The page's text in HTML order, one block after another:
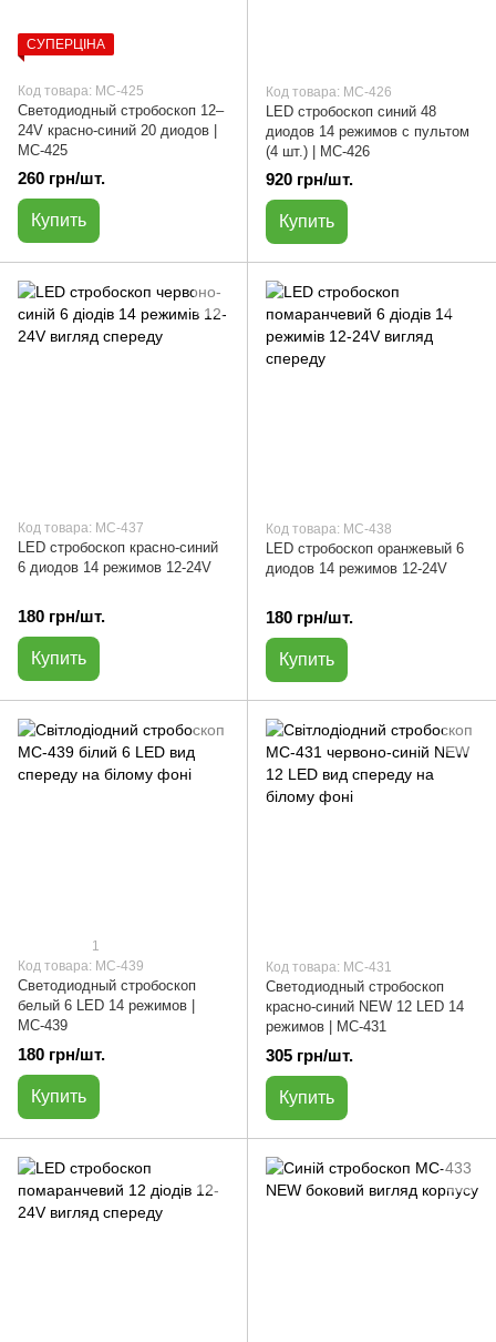
СУПЕРЦІНА
Код товара: МС-425
Светодиодный стробоскоп 12–
24V красно-синий 20 диодов |
МС-425
260 грн/шт.
Купить
Код товара: МС-426
LED стробоскоп синий 48
диодов 14 режимов с пультом
(4 шт.) | МС-426
920 грн/шт.
Купить
Код товара: МС-437
LED стробоскоп красно-синий
6 диодов 14 режимов 12-24V
180 грн/шт.
Купить
Код товара: МС-438
LED стробоскоп оранжевый 6
диодов 14 режимов 12-24V
180 грн/шт.
Купить
1
Код товара: МС-439
Светодиодный стробоскоп
белый 6 LED 14 режимов |
МС-439
180 грн/шт.
Купить
Код товара: МС-431
Светодиодный стробоскоп
красно-синий NEW 12 LED 14
режимов | МС-431
305 грн/шт.
Купить